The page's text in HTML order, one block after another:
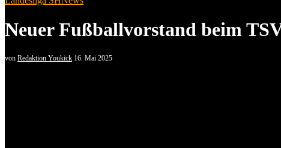
Neuer Fußballvorstand beim
von Redaktion Youkick 16. Mai 2025